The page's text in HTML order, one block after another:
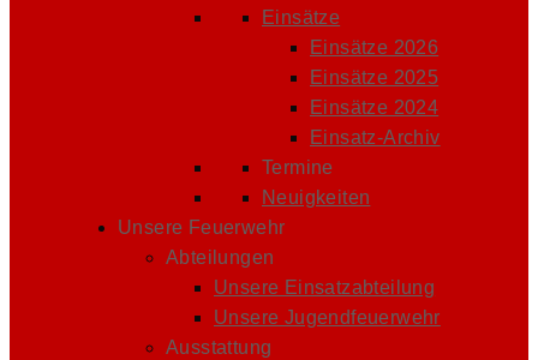
Einsätze
Einsätze 2026
Einsätze 2025
Einsätze 2024
Einsatz-Archiv
Termine
Neuigkeiten
Unsere Feuerwehr
Abteilungen
Unsere Einsatzabteilung
Unsere Jugendfeuerwehr
Ausstattung